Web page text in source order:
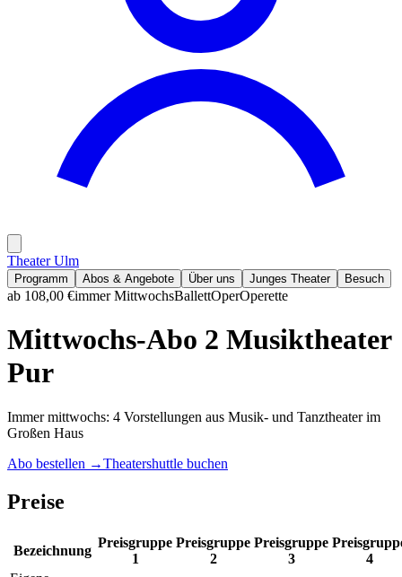
Theater Ulm
Programm Abos & Angebote Über uns Junges Theater Besuch
ab 108,00 €immer MittwochsBallettOperOperette
Mittwochs-Abo 2 Musiktheater
Pur
Immer mittwochs: 4 Vorstellungen aus Musik- und Tanztheater im
Großen Haus
Abo bestellen →Theatershuttle buchen
Preise
Bezeichnung
Preisgruppe
1
Preisgruppe
2
Preisgruppe
3
4